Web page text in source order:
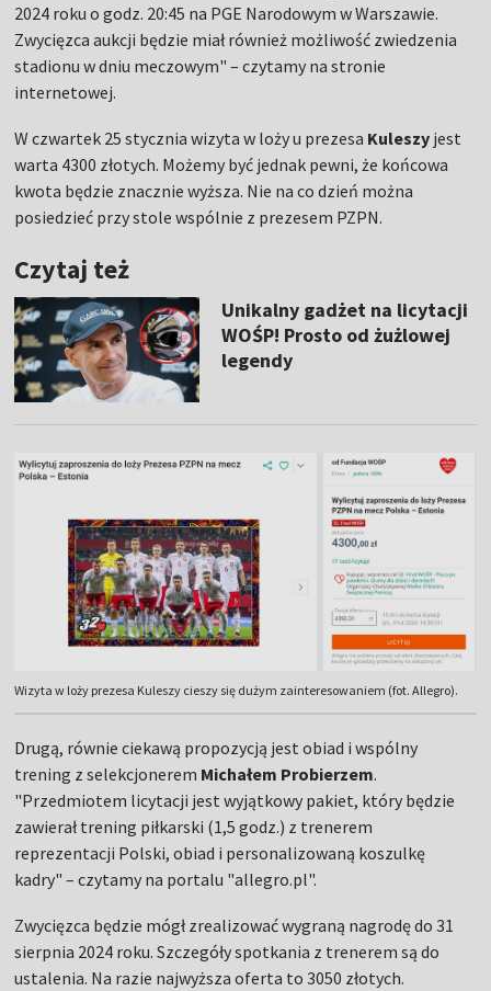
2024 roku o godz. 20:45 na PGE Narodowym w Warszawie.
Zwycięzca aukcji będzie miał również możliwość zwiedzenia
stadionu w dniu meczowym" – czytamy na stronie
internetowej.
W czwartek 25 stycznia wizyta w loży u prezesa Kuleszy jest
warta 4300 złotych. Możemy być jednak pewni, że końcowa
kwota będzie znacznie wyższa. Nie na co dzień można
posiedzieć przy stole wspólnie z prezesem PZPN.
Czytaj też
Unikalny gadżet na licytacji
WOŚP! Prosto od żużlowej
legendy
Wizyta w loży prezesa Kuleszy cieszy się dużym zainteresowaniem (fot. Allegro).
Drugą, równie ciekawą propozycją jest obiad i wspólny
trening z selekcjonerem Michałem Probierzem.
"Przedmiotem licytacji jest wyjątkowy pakiet, który będzie
zawierał trening piłkarski (1,5 godz.) z trenerem
reprezentacji Polski, obiad i personalizowaną koszulkę
kadry" – czytamy na portalu "allegro.pl".
Zwycięzca będzie mógł zrealizować wygraną nagrodę do 31
sierpnia 2024 roku. Szczegóły spotkania z trenerem są do
ustalenia. Na razie najwyższa oferta to 3050 złotych.